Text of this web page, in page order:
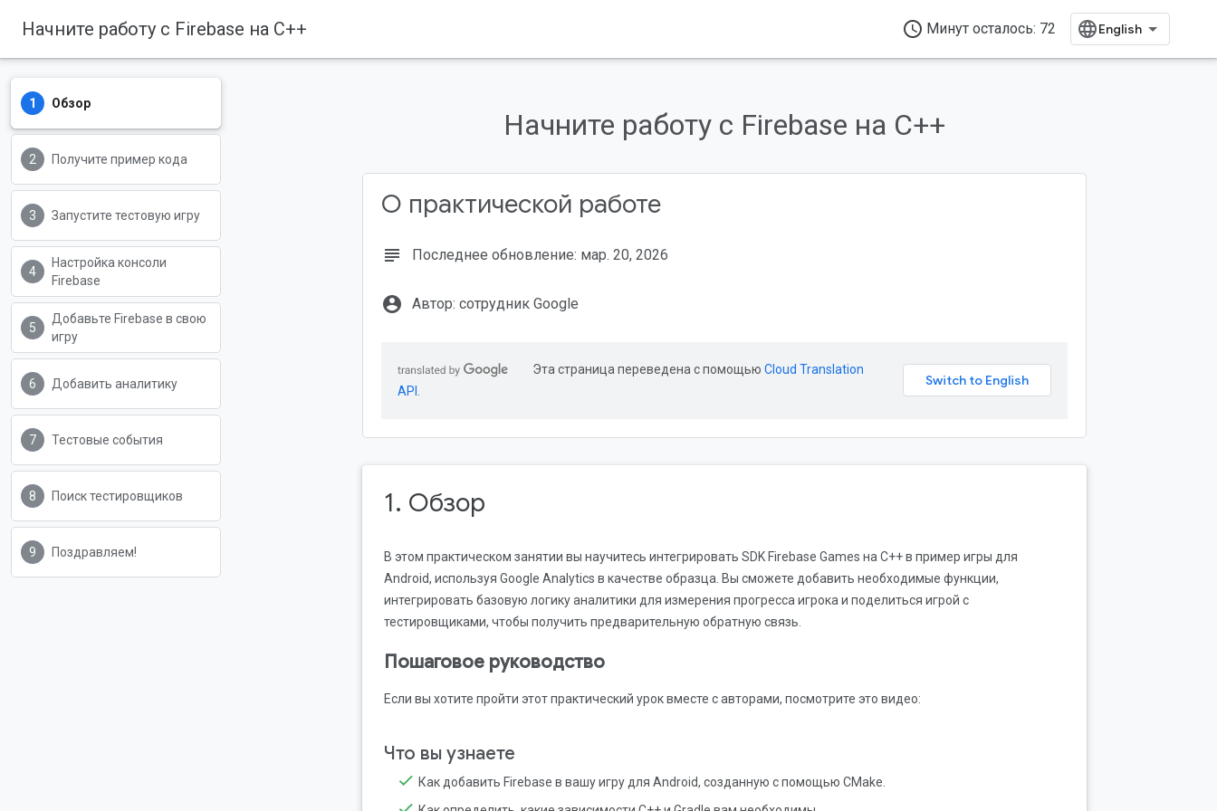
Начните работу с Firebase на C++ access_time Минут осталось: 72
Обзор
Получите пример кода
Запустите тестовую игру
Настройка консоли
Firebase
Добавьте Firebase в свою
игру
Добавить аналитику
Тестовые события
Поиск тестировщиков
Поздравляем!
Начните работу с Firebase на C++
О практической работе
subject Последнее обновление: мар. 20, 2026
account_circle Автор: сотрудник Google
Эта страница переведена с помощью Cloud Translation
API
1. Обзор
В этом практическом занятии вы научитесь интегрировать SDK Firebase Games на C++ в пример игры для
Android, используя Google Analytics в качестве образца. Вы сможете добавить необходимые функции,
интегрировать базовую логику аналитики для измерения прогресса игрока и поделиться игрой с
тестировщиками, чтобы получить предварительную обратную связь.
Пошаговое руководство
Если вы хотите пройти этот практический урок вместе с авторами, посмотрите это видео:
Что вы узнаете
Как добавить Firebase в вашу игру для Android, созданную с помощью CMake.